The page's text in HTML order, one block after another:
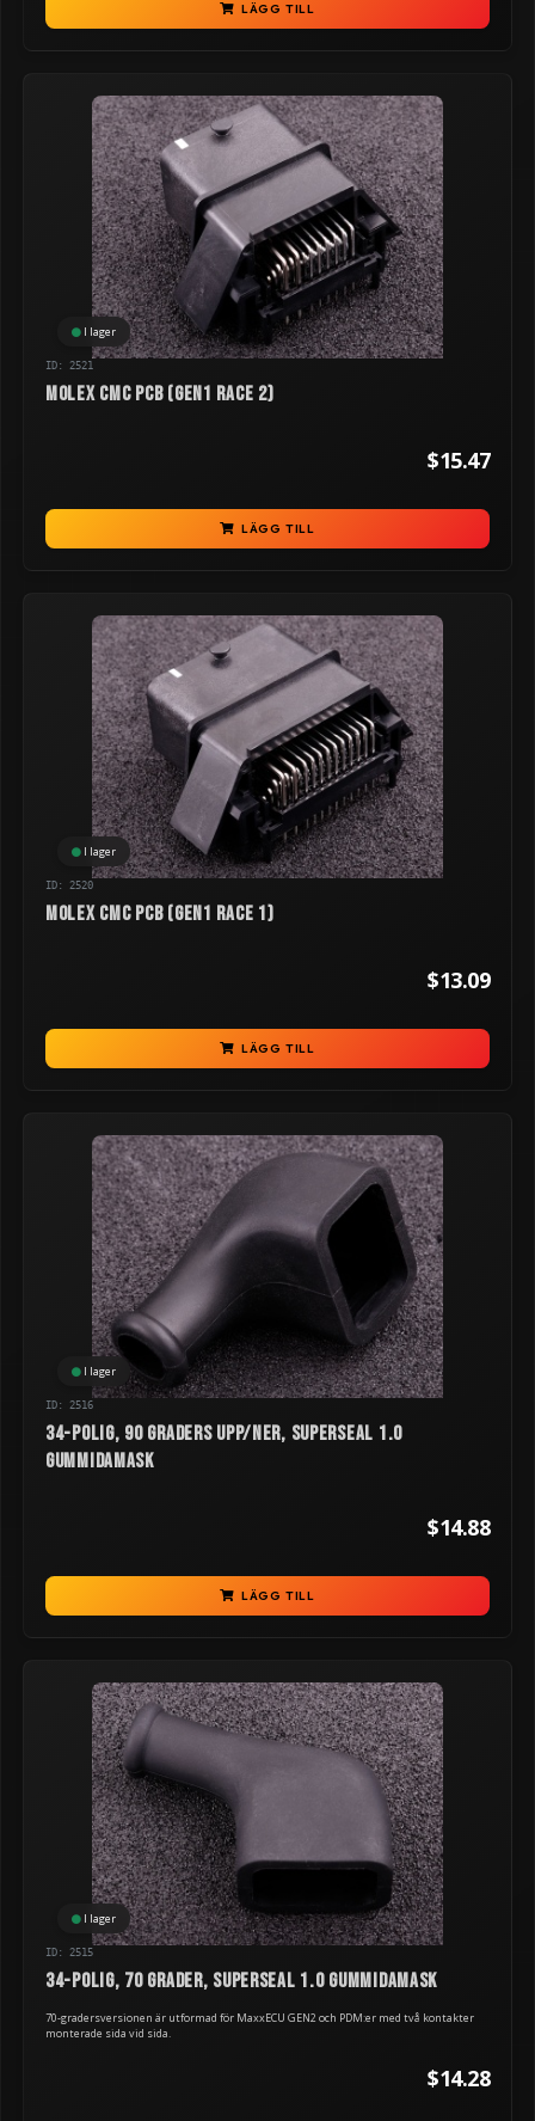
LÄGG TILL
I lager
ID: 2521
Molex CMC PCB (GEN1 RACE 2)
$15.47
LÄGG TILL
I lager
ID: 2520
Molex CMC PCB (GEN1 RACE 1)
$13.09
LÄGG TILL
I lager
ID: 2516
34-polig, 90 graders upp/ner, Superseal 1.0
gummidamask
$14.88
LÄGG TILL
I lager
ID: 2515
34-polig, 70 grader, Superseal 1.0 gummidamask
70-gradersversionen är utformad för MaxxECU GEN2 och PDM:er med två kontakter
monterade sida vid sida.
$14.28